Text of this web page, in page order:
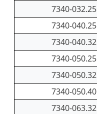
7340-032.25
7340-040.25
7340-040.32
7340-050.25
7340-050.32
7340-050.40
7340-063.32